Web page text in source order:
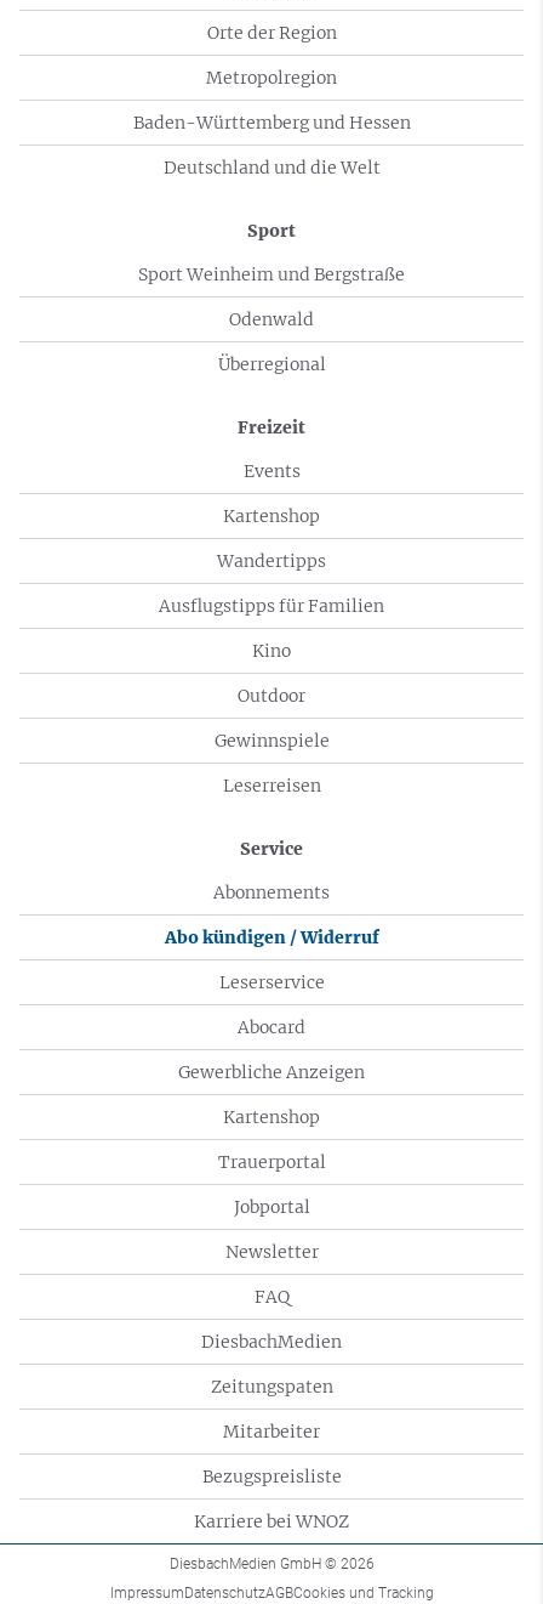
Orte der Region
Metropolregion
Baden-Württemberg und Hessen
Deutschland und die Welt
Sport
Sport Weinheim und Bergstraße
Odenwald
Überregional
Freizeit
Events
Kartenshop
Wandertipps
Ausflugstipps für Familien
Kino
Outdoor
Gewinnspiele
Leserreisen
Service
Abonnements
Abo kündigen / Widerruf
Leserservice
Abocard
Gewerbliche Anzeigen
Kartenshop
Trauerportal
Jobportal
Newsletter
FAQ
DiesbachMedien
Zeitungspaten
Mitarbeiter
Bezugspreisliste
Karriere bei WNOZ
DiesbachMedien GmbH © 2026
ImpressumDatenschutzAGBCookies und Tracking